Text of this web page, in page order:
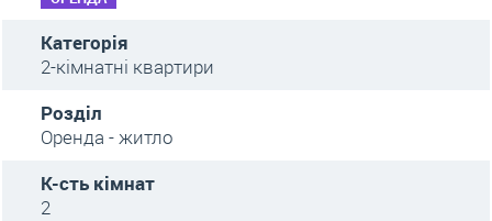
Категорія
2-кімнатні квартири
Розділ
Оренда - житло
К-сть кімнат
2